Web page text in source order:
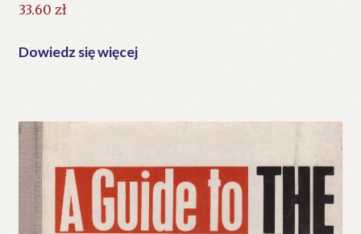
33.60 zł
Dowiedz się więcej